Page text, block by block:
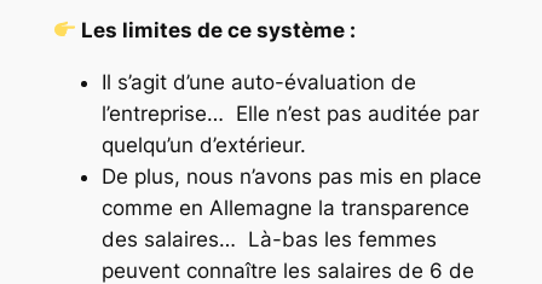
Les limites de ce système :
Il s’agit d’une auto-évaluation de
l’entreprise… Elle n’est pas auditée par
quelqu’un d’extérieur.
De plus, nous n’avons pas mis en place
comme en Allemagne la transparence
des salaires… Là-bas les femmes
peuvent connaître les salaires de 6 de